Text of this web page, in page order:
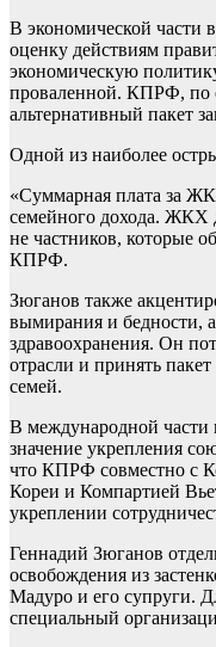
В экономической части
оценку действиям
экономическую
проваленной. КПРФ, по
альтернативный пакет
Одной из наиболее
«Суммарная плата за
семейного дохода. ЖКХ
не частников, которые
КПРФ.
Зюганов также
вымирания и бедности,
здравоохранения. Он
отрасли и принять
семей.
В международной части
значение укрепления
что КПРФ совместно с
Кореи и Компартией
укреплении
Геннадий Зюганов
освобождения из
Мадуро и его супруги.
специальный